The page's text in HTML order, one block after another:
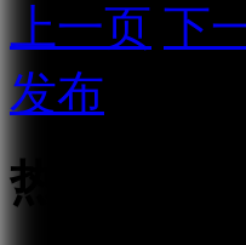
上一页 下
发布
热点话题